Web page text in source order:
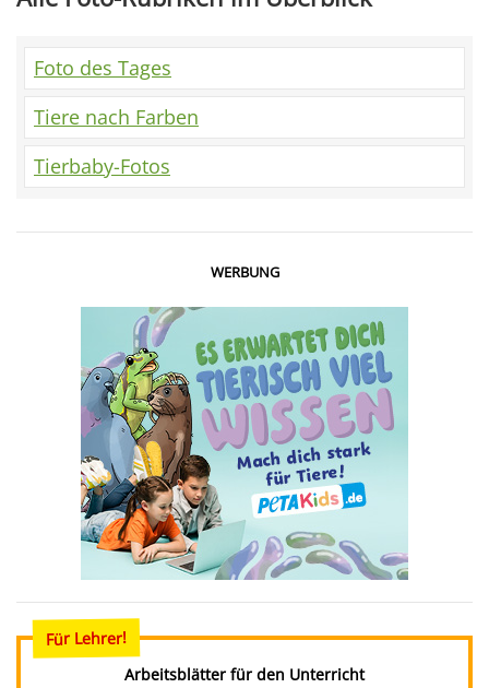
Foto des Tages
Tiere nach Farben
Tierbaby-Fotos
WERBUNG
Für Lehrer!
Arbeitsblätter für den Unterricht